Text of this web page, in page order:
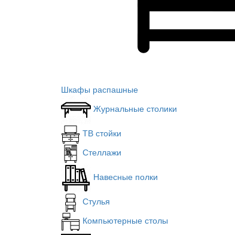
Шкафы распашные
Журнальные столики
ТВ стойки
Стеллажи
Навесные полки
Стулья
Компьютерные столы